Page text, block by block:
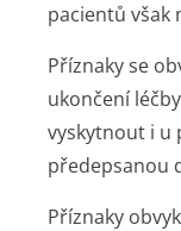
pacientů však
Příznaky se
ukončení
vyskytnout i u
předepsanou
Příznaky